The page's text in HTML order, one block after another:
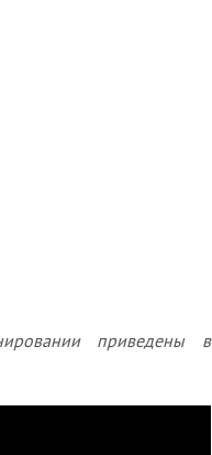
приведены в